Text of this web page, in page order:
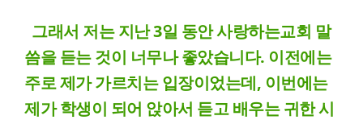
그래서 저는 지난 3일 동안 사랑하는교회 말
씀을 듣는 것이 너무나 좋았습니다. 이전에는
주로 제가 가르치는 입장이었는데, 이번에는
제가 학생이 되어 앉아서 듣고 배우는 귀한 시